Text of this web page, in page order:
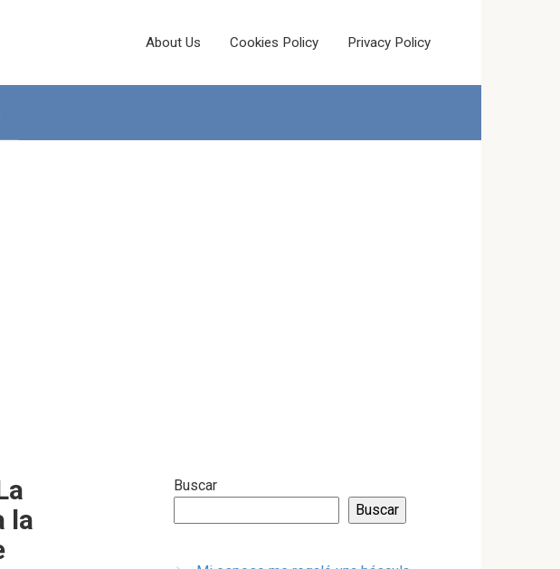
About Us Cookies Policy Privacy Policy
la
Buscar
Buscar